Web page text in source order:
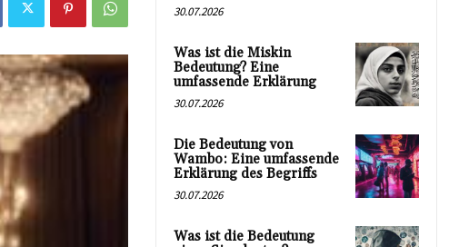
30.07.2026
Was ist die Miskin
Bedeutung? Eine
umfassende Erklärung
30.07.2026
Die Bedeutung von
Wambo: Eine umfassende
Erklärung des Begriffs
30.07.2026
Was ist die Bedeutung